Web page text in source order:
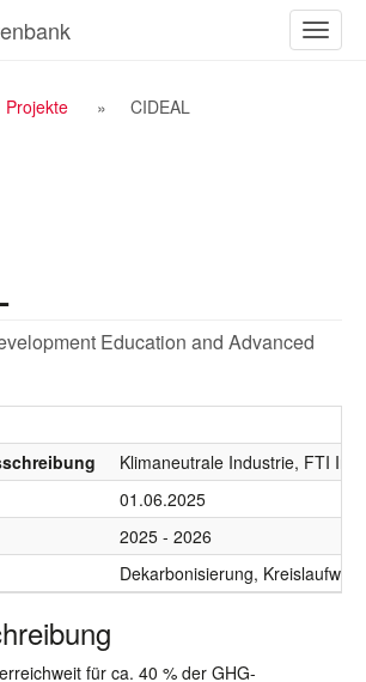
ein-/
Projekte CIDEAL
Education and Advanced
Klimaneutrale Industrie, FTI
01.06.2025
2025 - 2026
Dekarbonisierung,
für ca. 40 % der GHG-